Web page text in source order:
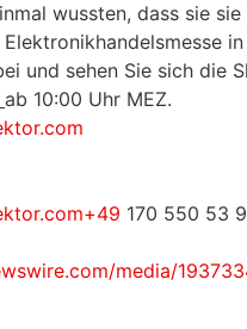
wussten, dass sie sie
und sehen Sie sich die
ab 10:00 Uhr MEZ.
170 550 53
media/